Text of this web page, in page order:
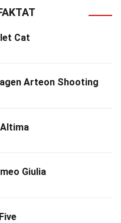
Cat
Arteon Shooting
Giulia